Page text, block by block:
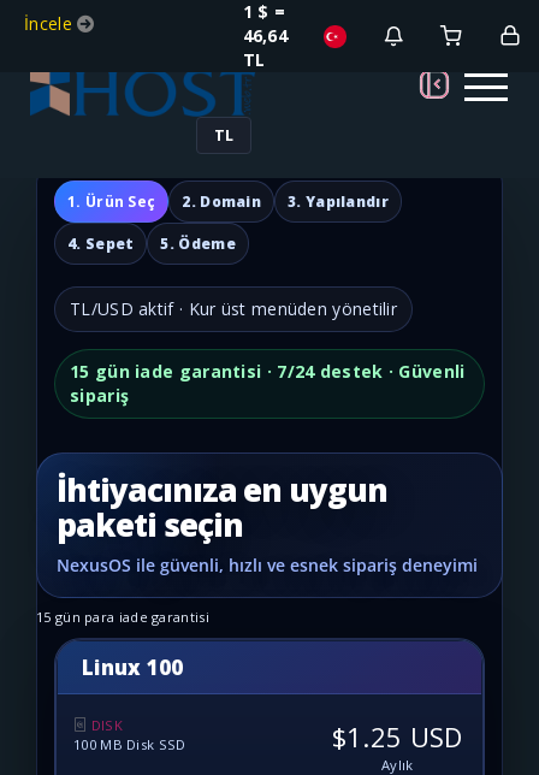
İncele
1 $ =
46,64
TL
TL
1. Ürün Seç 2. Domain 3. Yapılandır
4. Sepet 5. Ödeme
TL/USD aktif · Kur üst menüden yönetilir
15 gün iade garantisi · 7/24 destek · Güvenli
sipariş
İhtiyacınıza en uygun
paketi seçin
15 gün para iade garantisi
Linux 100
DISK
100 MB Disk SSD
$1.25 USD
Aylık